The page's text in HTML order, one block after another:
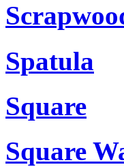
Spatula
Square
Square